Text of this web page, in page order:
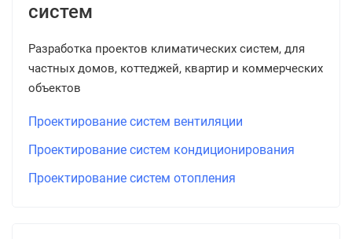
систем
Разработка проектов климатических систем, для
частных домов, коттеджей, квартир и коммерческих
объектов
Проектирование систем вентиляции
Проектирование систем кондиционирования
Проектирование систем отопления